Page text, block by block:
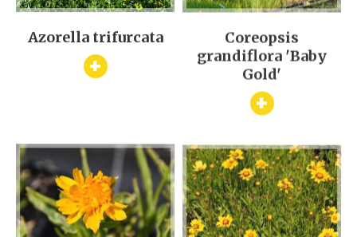
Azorella trifurcata
+
Coreopsis
grandiflora 'Baby
Gold'
+